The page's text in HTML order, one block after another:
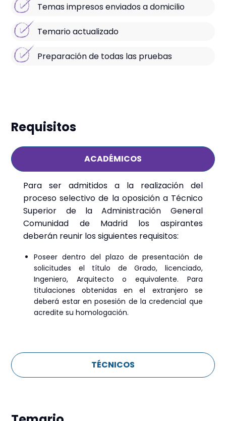
Temas impresos enviados a domicilio
Temario actualizado
Preparación de todas las pruebas
Requisitos
ACADÉMICOS
Para ser admitidos a la realización del
proceso selectivo de la oposición a Técnico
Superior de la Administración General
Comunidad de Madrid los aspirantes
deberán reunir los siguientes requisitos:
Poseer dentro del plazo de presentación de
solicitudes el título de Grado, licenciado,
Ingeniero, Arquitecto o equivalente. Para
titulaciones obtenidas en el extranjero se
deberá estar en posesión de la credencial que
acredite su homologación.
TÉCNICOS